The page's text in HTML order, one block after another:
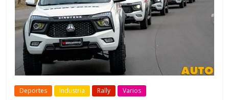
Deportes Industria Rally Varios